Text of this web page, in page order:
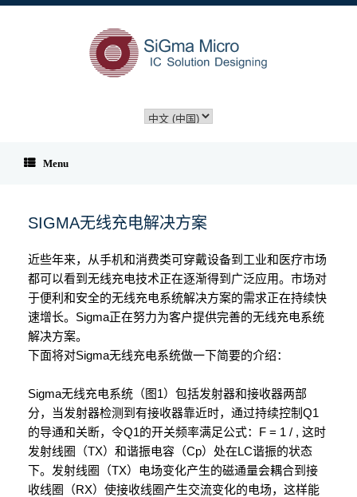
选
Menu
SIGMA无线充电解决方案
近些年来，从手机和消费类可穿戴设备到工业和医疗市场
都可以看到无线充电技术正在逐渐得到广泛应用。市场对
于便利和安全的无线充电系统解决方案的需求正在持续快
速增长。Sigma正在努力为客户提供完善的无线充电系统
解决方案。
下面将对Sigma无线充电系统做一下简要的介绍：
Sigma无线充电系统（图1）包括发射器和接收器两部
分，当发射器检测到有接收器靠近时，通过持续控制Q1
的导通和关断，令Q1的开关频率满足公式：F = 1 / , 这时
发射线圈（TX）和谐振电容（Cp）处在LC谐振的状态
下。发射线圈（TX）电场变化产生的磁通量会耦合到接
收线圈（RX）使接收线圈产生交流变化的电场，这样能